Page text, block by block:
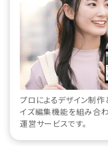
プロによるデザイン制作
イズ編集機能を組み合
運営サービスです。